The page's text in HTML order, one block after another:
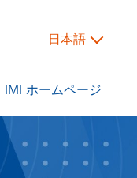
日本語
IMFホームページ